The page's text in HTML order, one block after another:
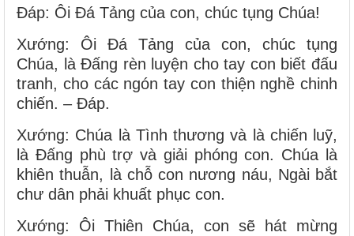
Ðáp: Ôi Ðá Tảng của con, chúc tụng Chúa!
Xướng: Ôi Ðá Tảng của con, chúc tụng
Chúa, là Ðấng rèn luyện cho tay con biết đấu
tranh, cho các ngón tay con thiện nghề chinh
chiến. – Ðáp.
Xướng: Chúa là Tình thương và là chiến luỹ,
là Ðấng phù trợ và giải phóng con. Chúa là
khiên thuẫn, là chỗ con nương náu, Ngài bắt
chư dân phải khuất phục con.
Xướng: Ôi Thiên Chúa, con sẽ hát mừng